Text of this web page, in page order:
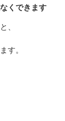
くできます
、
す。